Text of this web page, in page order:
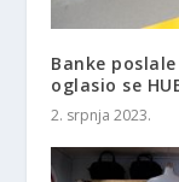
Banke
oglasio se
2. srpnja 2023.